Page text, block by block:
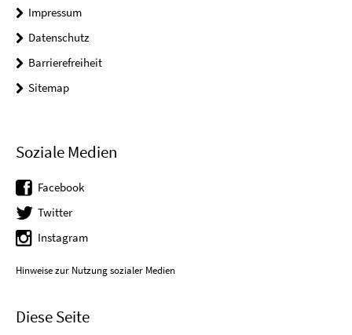
Impressum
Datenschutz
Barrierefreiheit
Sitemap
Soziale Medien
Facebook
Twitter
Instagram
Hinweise zur Nutzung sozialer Medien
Diese Seite